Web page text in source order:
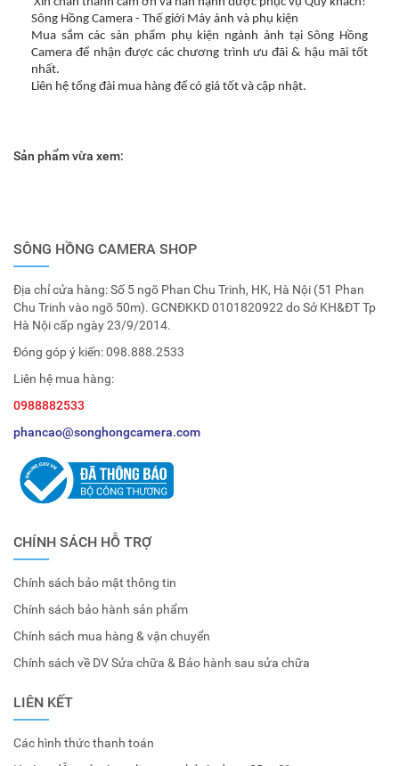
Sông Hồng Camera - Thế giới Máy ảnh và phụ kiện
Mua sắm các sản phẩm phụ kiện ngành ảnh tại Sông Hồng
Camera để nhận được các chương trình ưu đãi & hậu mãi tốt
nhất.
Liên hệ tổng đài mua hàng để có giá tốt và cập nhật.
Sản phẩm vừa xem:
SÔNG HỒNG CAMERA SHOP
Địa chỉ cửa hàng: Số 5 ngõ Phan Chu Trinh, HK, Hà Nội (51 Phan
Chu Trinh vào ngõ 50m). GCNĐKKD 0101820922 do Sở KH&ĐT Tp
Hà Nội cấp ngày 23/9/2014.
Đóng góp ý kiến:098.888.2533
Liên hệ mua hàng:
0988882533
phancao@songhongcamera.com
CHÍNH SÁCH HỖ TRỢ
Chính sách bảo mật thông tin
Chính sách bảo hành sản phẩm
Chính sách mua hàng & vận chuyển
Chính sách về DV Sửa chữa & Bảo hành sau sửa chữa
LIÊN KẾT
Các hình thức thanh toán